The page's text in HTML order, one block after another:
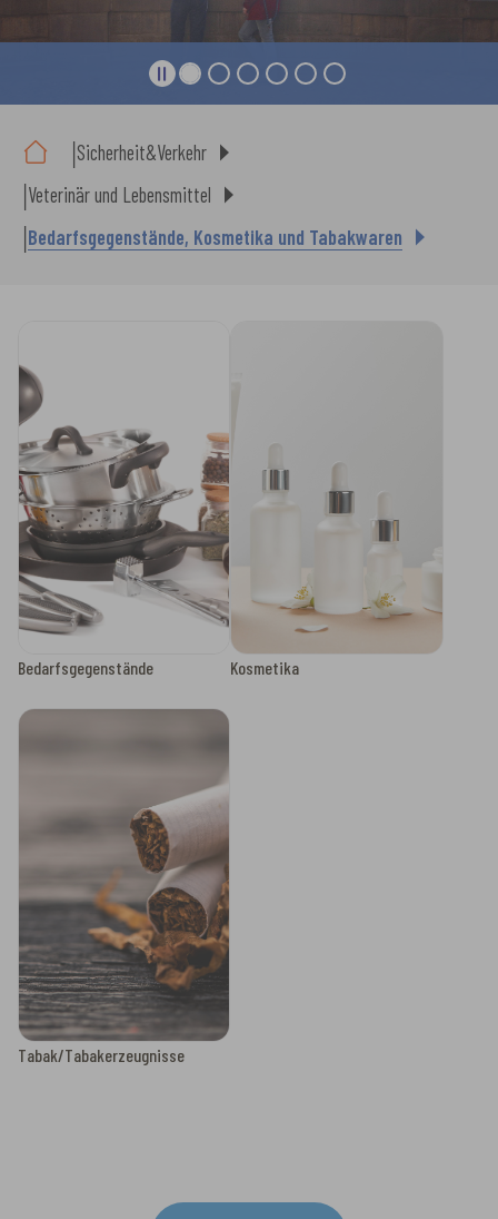
Sicherheit&Verkehr
Veterinär und Lebensmittel
Bedarfsgegenstände, Kosmetika und Tabakwaren
Bedarfsgegenstände Kosmetika
Tabak/Tabakerzeugnisse